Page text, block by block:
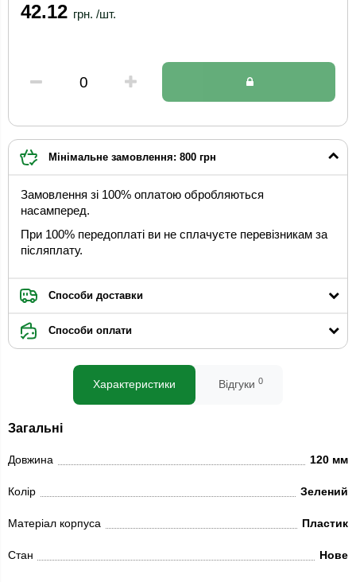
42.12 грн. /шт.
Мінімальне замовлення: 800 грн
Замовлення зі 100% оплатою обробляються
насамперед.
При 100% передоплаті ви не сплачуєте перевізникам за
післяплату.
Способи доставки
Способи оплати
Характеристики Відгуки 0
Загальні
Довжина 120 мм
Колір Зелений
Матеріал корпуса Пластик
Стан Нове